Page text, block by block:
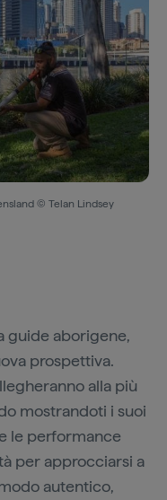
© Telan Lindsey
guide aborigene,
prospettiva.
alla più
mostrandoti i suoi
le performance
per approcciarsi a
autentico,